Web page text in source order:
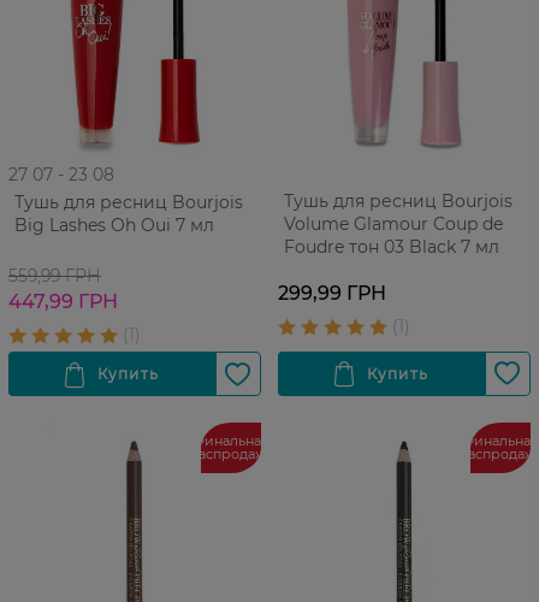
27 07 - 23 08
Тушь для ресниц Bourjois
Big Lashes Oh Oui 7 мл
559,99 ГРН
447,99 ГРН
Тушь для ресниц Bourjois
Volume Glamour Coup de
Foudre тон 03 Black 7 мл
299,99 ГРН
Финальная
распродажа
Финальная